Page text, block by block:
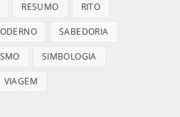
RESUMO RITO
SABEDORIA
SIMBOLOGIA
VIAGEM